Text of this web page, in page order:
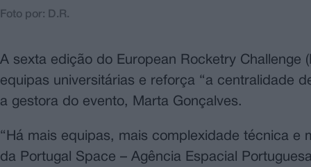
Foto por: D.R.
A sexta edição do European Rocketry Challenge
equipas universitárias e reforça “a centralidade
a gestora do evento, Marta Gonçalves.
“Há mais equipas, mais complexidade técnica e
da Portugal Space – Agência Espacial